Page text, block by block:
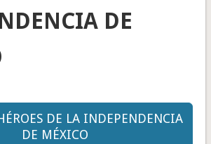
DE
DE LA INDEPENDENCIA
DE MÉXICO